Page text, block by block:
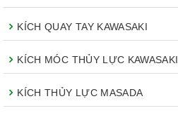
KÍCH QUAY TAY KAWASAKI
KÍCH MÓC THỦY LỰC KAWASAKI
KÍCH THỦY LỰC MASADA